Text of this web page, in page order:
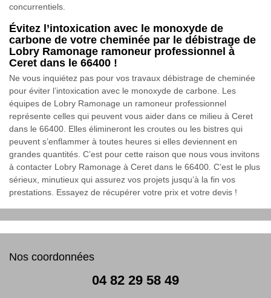
concurrentiels.
Évitez l’intoxication avec le monoxyde de
carbone de votre cheminée par le débistrage de
Lobry Ramonage ramoneur professionnel à
Ceret dans le 66400 !
Ne vous inquiétez pas pour vos travaux débistrage de cheminée
pour éviter l’intoxication avec le monoxyde de carbone. Les
équipes de Lobry Ramonage un ramoneur professionnel
représente celles qui peuvent vous aider dans ce milieu à Ceret
dans le 66400. Elles élimineront les croutes ou les bistres qui
peuvent s’enflammer à toutes heures si elles deviennent en
grandes quantités. C’est pour cette raison que nous vous invitons
à contacter Lobry Ramonage à Ceret dans le 66400. C’est le plus
sérieux, minutieux qui assurez vos projets jusqu’à la fin vos
prestations. Essayez de récupérer votre prix et votre devis !
Nos coordonnées
04 82 29 58 49